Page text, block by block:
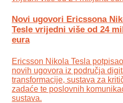
Novi ugovori Ericssona
Tesle vrijedni više od 24
eura
Ericsson Nikola Tesla
novih ugovora iz područja
transformacije, sustava za
zadaće te poslovnih
sustava.